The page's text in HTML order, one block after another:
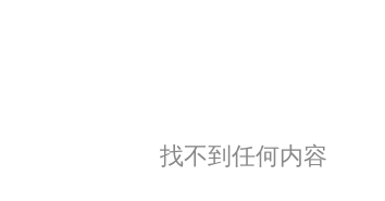
找不到任何内容